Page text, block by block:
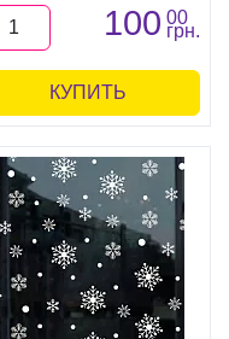
100 00
грн.
КУПИТЬ